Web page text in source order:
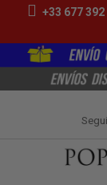
+33 677 392